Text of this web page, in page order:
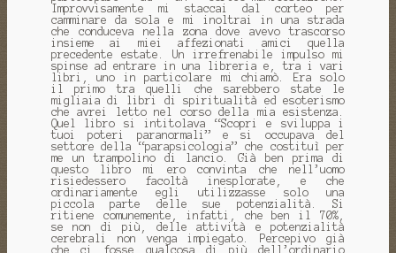
Improvvisamente mi staccai dal corteo per
camminare da sola e mi inoltrai in una strada
che conduceva nella zona dove avevo trascorso
insieme ai miei affezionati amici quella
precedente estate. Un irrefrenabile impulso mi
spinse ad entrare in una libreria e, tra i vari
libri, uno in particolare mi chiamò. Era solo
il primo tra quelli che sarebbero state le
migliaia di libri di spiritualità ed esoterismo
che avrei letto nel corso della mia esistenza.
Quel libro si intitolava “Scopri e sviluppa i
tuoi poteri paranormali” e si occupava del
settore della “parapsicologia” che costituì per
me un trampolino di lancio. Già ben prima di
questo libro mi ero convinta che nell’uomo
risiedessero facoltà inesplorate, e che
ordinariamente egli utilizzasse solo una
piccola parte delle sue potenzialità. Si
ritiene comunemente, infatti, che ben il 70%,
se non di più, delle attività e potenzialità
cerebrali non venga impiegato. Percepivo già
che ci fosse qualcosa di più dell’ordinario